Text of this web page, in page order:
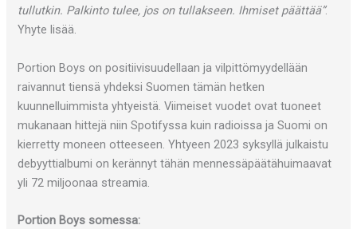
tullutkin. Palkinto tulee, jos on tullakseen. Ihmiset päättää”.
Yhyte lisää.
Portion Boys on positiivisuudellaan ja vilpittömyydellään
raivannut tiensä yhdeksi Suomen tämän hetken
kuunnelluimmista yhtyeistä. Viimeiset vuodet ovat tuoneet
mukanaan hittejä niin Spotifyssa kuin radioissa ja Suomi on
kierretty moneen otteeseen. Yhtyeen 2023 syksyllä julkaistu
debyyttialbumi on kerännyt tähän mennessäpäätähuimaavat
yli 72 miljoonaa streamia.
Portion Boys somessa: